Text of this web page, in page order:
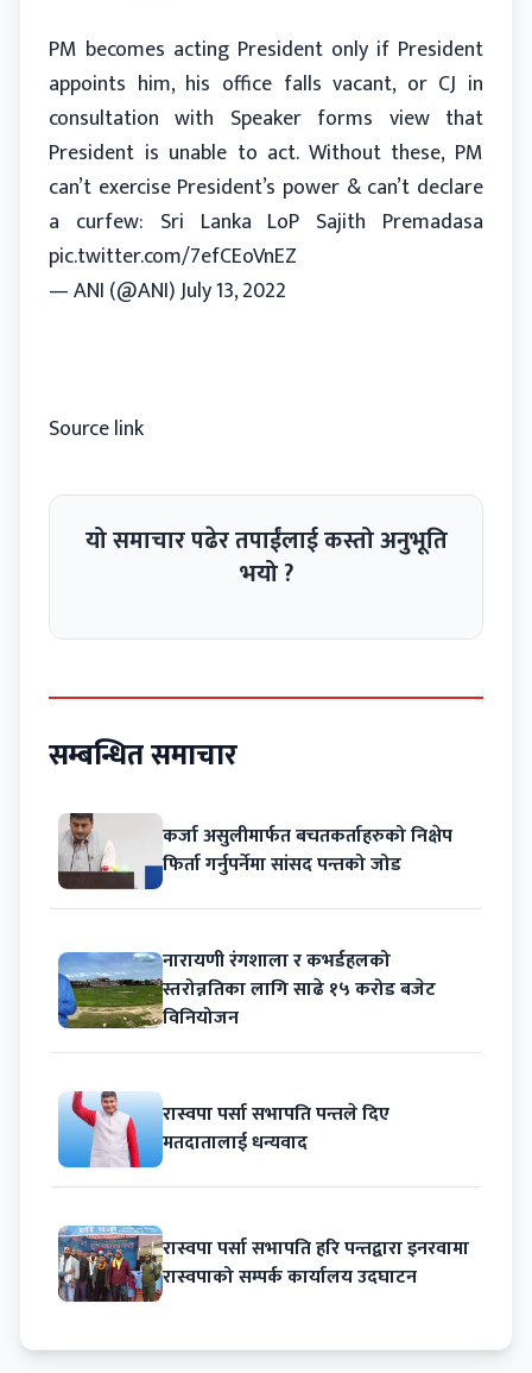
PM becomes acting President only if President
appoints him, his office falls vacant, or CJ in
consultation with Speaker forms view that
President is unable to act. Without these, PM
can’t exercise President’s power & can’t declare
a curfew: Sri Lanka LoP Sajith Premadasa
pic.twitter.com/7efCEoVnEZ
— ANI (@ANI)July 13, 2022
Source link
यो समाचार पढेर तपाईंलाई कस्तो अनुभूति
भयो ?
सम्बन्धित समाचार
कर्जा असुलीमार्फत बचतकर्ताहरुको निक्षेप
फिर्ता गर्नुपर्नेमा सांसद पन्तको जोड
नारायणी रंगशाला र कभर्डहलको
स्तरोन्नतिका लागि साढे १५ करोड बजेट
विनियोजन
रास्वपा पर्सा सभापति पन्तले दिए
मतदातालाई धन्यवाद
रास्वपा पर्सा सभापति हरि पन्तद्वारा इनरवामा
रास्वपाको सम्पर्क कार्यालय उदघाटन